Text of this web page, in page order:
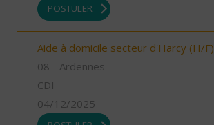
POSTULER
Aide à domicile secteur d'Harcy (H/F)
08 - Ardennes
CDI
04/12/2025